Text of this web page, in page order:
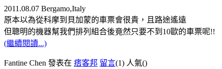
2011.08.07 Bergamo,Italy
原本以為從科摩到貝加蒙的車票會很貴，且路途遙遠
但聰明的機器幫我們排列組合後竟然只要不到10歐的車票呢!!
(繼續閱讀...)
Fantine Chen 發表在 痞客邦 留言(1) 人氣()